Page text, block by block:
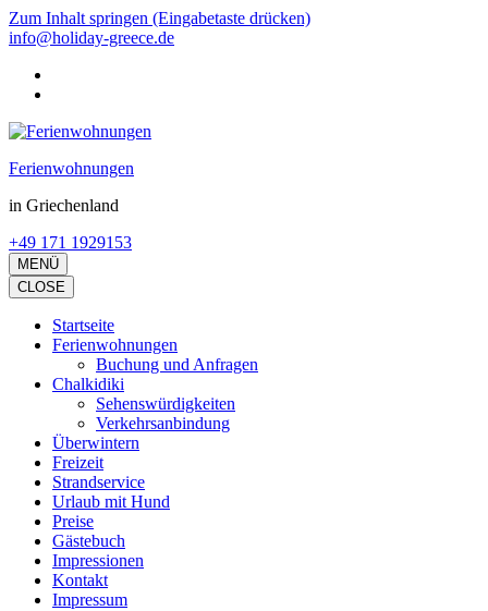
Zum Inhalt springen (Eingabetaste drücken)
info@holiday-greece.de
Ferienwohnungen
in Griechenland
+49 171 1929153
MENÜ
CLOSE
Startseite
Ferienwohnungen
Buchung und Anfragen
Chalkidiki
Sehenswürdigkeiten
Verkehrsanbindung
Überwintern
Freizeit
Strandservice
Urlaub mit Hund
Preise
Gästebuch
Impressionen
Kontakt
Impressum